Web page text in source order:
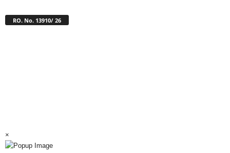
RO. No. 13910/ 26
×